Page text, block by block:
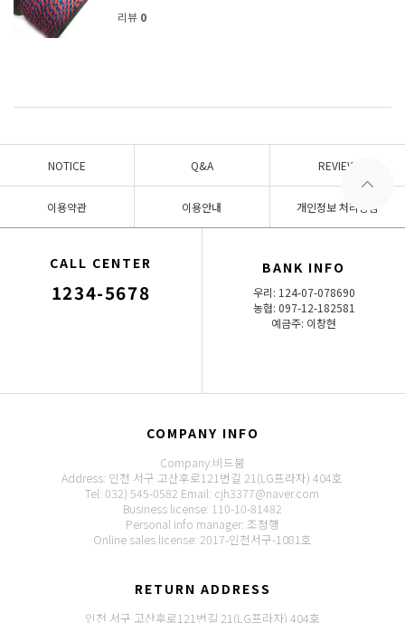
리뷰 0
NOTICE Q&A REVIEW
이용약관 이용안내 개인정보 처리방침
CALL CENTER
1234-5678
BANK INFO
우리: 124-07-078690
농협: 097-12-182581
예금주: 이창현
COMPANY INFO
Company:비드붐
Address: 인천 서구 고산후로121번길 21(LG프라자) 404호
Tel: 032) 545-0582 Email: cjh3377@naver.com
Business license: 110-10-81482
Personal info manager: 조정행
Online sales license: 2017-인천서구-1081호
RETURN ADDRESS
인천 서구 고산후로121번길 21(LG프라자) 404호